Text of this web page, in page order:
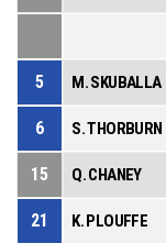
5 M. SKUBALLA
6 S. THORBURN
15 Q. CHANEY
21 K. PLOUFFE